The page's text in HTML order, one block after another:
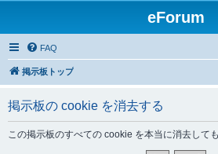
eForum
FAQ
掲示板トップ
掲示板の cookie を消去する
この掲示板のすべての cookie を本当に消去して